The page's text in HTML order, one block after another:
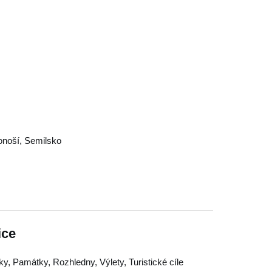
, Semilsko
Památky, Rozhledny, Výlety, Turistické cíle